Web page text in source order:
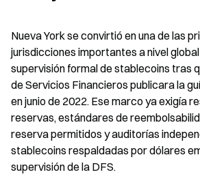
Nueva York se convirtió en una de las
jurisdicciones importantes a nivel
supervisión formal de stablecoins tras
de Servicios Financieros publicara la
en junio de 2022. Ese marco ya exigía
reservas, estándares de
reserva permitidos y auditorías
stablecoins respaldadas por dólares
supervisión de la DFS.